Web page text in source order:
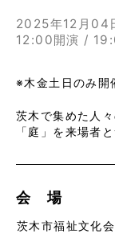
2025年12月04
12:00開演 /
※木金土日のみ開
茨木で集めた人
「庭」を来場者
会 場
茨木市福祉文化